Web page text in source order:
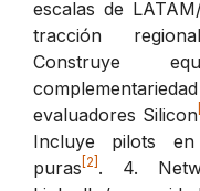
escalas de
tracción
Construye
evaluadores Silicon
Incluye pilots en
puras [2] . 4.